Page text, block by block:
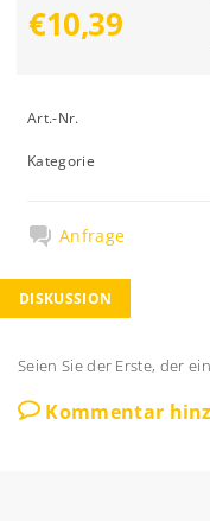
€10,39
Art.-Nr.
Kategorie
Anfrage
DISKUSSION
Seien Sie der Erste, der
Kommentar